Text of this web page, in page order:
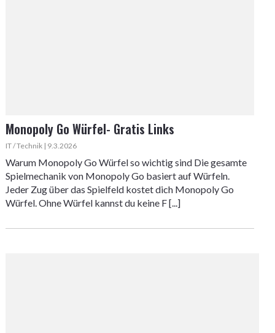
Monopoly Go Würfel- Gratis Links
IT / Technik | 9.3.2026
Warum Monopoly Go Würfel so wichtig sind Die gesamte
Spielmechanik von Monopoly Go basiert auf Würfeln.
Jeder Zug über das Spielfeld kostet dich Monopoly Go
Würfel. Ohne Würfel kannst du keine F [...]